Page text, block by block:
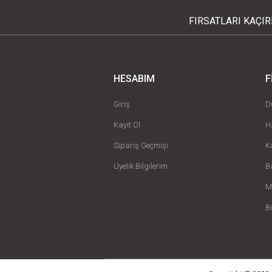
FIRSATLARI
HESABIM
Giriş
Kayıt Ol
Sipariş Geçmişi
Üyelik Bilgilerim